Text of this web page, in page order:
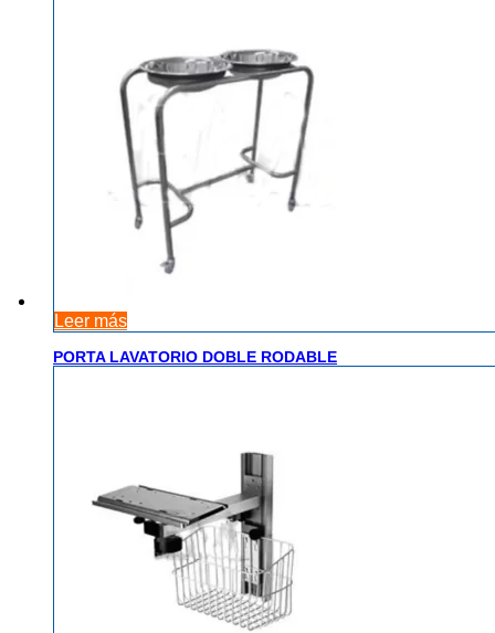
Leer más
PORTA LAVATORIO DOBLE RODABLE